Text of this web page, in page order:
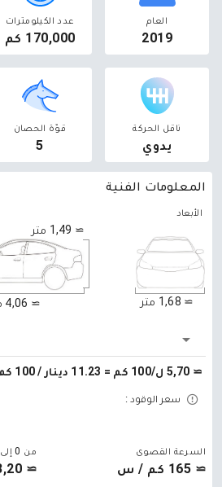
العام
2019
عدد الكيلومترات
170,000 كم
ناقل الحركة
يدوي
قوّة الحصان
5
المعلومات الفنية
الأبعاد
≃ 1,49 متر
≃ 4,06 متر ≃ 1,68 متر
≃ 5,70 ل/100 كم = 11.23 دينار / 100 كم
سعر الوقود :
السرعة القصوى
≃ 165 كم / س
من 0 إلى 100 كم / س
≃ 13,20 ثانية